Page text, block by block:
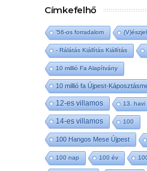
Címkefelhő
'56-os forradalom
- Rálátás Kiállítás Kiállítás
10 millió Fa Alapítvány
10 millió fa Újpest-
12-es villamos 13. havi
14-es villamos 100
100 Hangos Mese Újpest
100 nap 100 év